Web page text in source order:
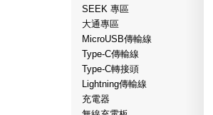
SEEK 專區
大通專區
MicroUSB傳輸線
Type-C傳輸線
Type-C轉接頭
Lightning傳輸線
充電器